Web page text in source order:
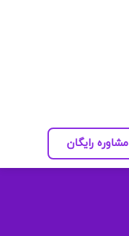
مشاوره رایگان